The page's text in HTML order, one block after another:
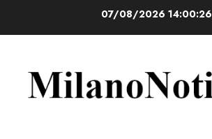
07/08/202614:00:27